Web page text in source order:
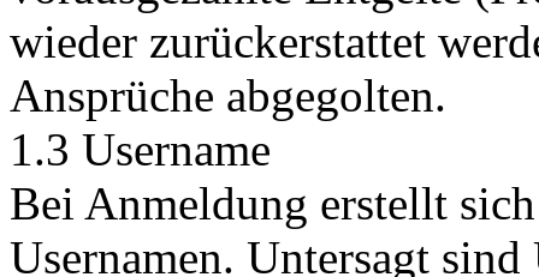
wieder zurückerstattet
Ansprüche abgegolten.
1.3 Username
Bei Anmeldung erstellt
Usernamen. Untersagt